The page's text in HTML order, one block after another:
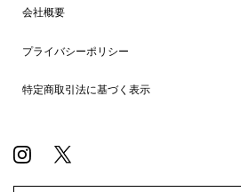
会社概要
プライバシーポリシー
特定商取引法に基づく表示